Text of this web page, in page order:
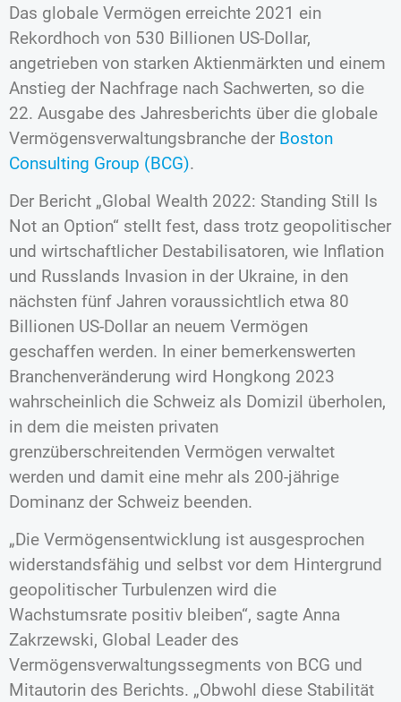
Das globale Vermögen erreichte 2021 ein
Rekordhoch von 530 Billionen US-Dollar,
angetrieben von starken Aktienmärkten und einem
Anstieg der Nachfrage nach Sachwerten, so die
22. Ausgabe des Jahresberichts über die globale
Vermögensverwaltungsbranche der Boston
Consulting Group (BCG).
Der Bericht „Global Wealth 2022: Standing Still Is
Not an Option“ stellt fest, dass trotz geopolitischer
und wirtschaftlicher Destabilisatoren, wie Inflation
und Russlands Invasion in der Ukraine, in den
nächsten fünf Jahren voraussichtlich etwa 80
Billionen US-Dollar an neuem Vermögen
geschaffen werden. In einer bemerkenswerten
Branchenveränderung wird Hongkong 2023
wahrscheinlich die Schweiz als Domizil überholen,
in dem die meisten privaten
grenzüberschreitenden Vermögen verwaltet
werden und damit eine mehr als 200-jährige
Dominanz der Schweiz beenden.
„Die Vermögensentwicklung ist ausgesprochen
widerstandsfähig und selbst vor dem Hintergrund
geopolitischer Turbulenzen wird die
Wachstumsrate positiv bleiben“, sagte Anna
Zakrzewski, Global Leader des
Vermögensverwaltungssegments von BCG und
Mitautorin des Berichts. „Obwohl diese Stabilität